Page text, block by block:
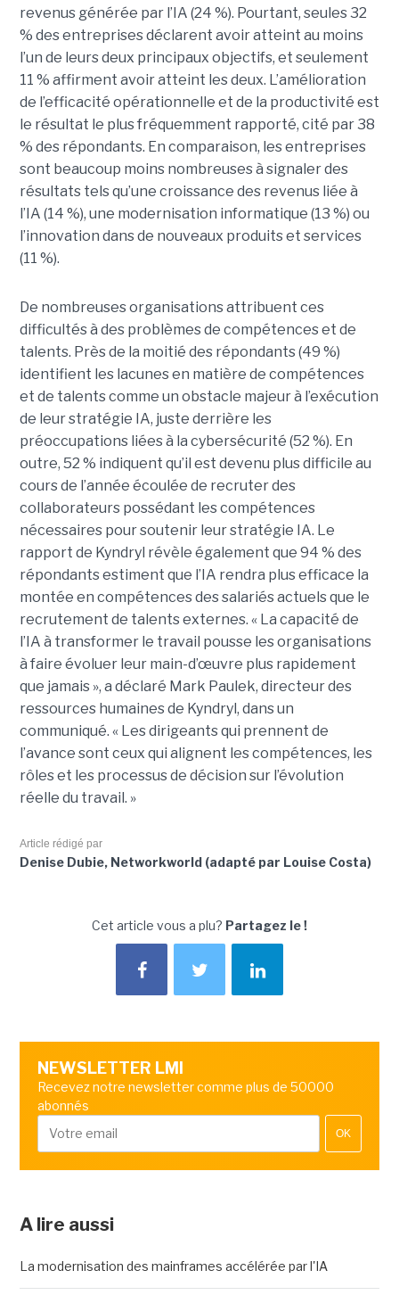
revenus générée par l’IA (24 %). Pourtant, seules 32
% des entreprises déclarent avoir atteint au moins
l’un de leurs deux principaux objectifs, et seulement
11 % affirment avoir atteint les deux. L’amélioration
de l’efficacité opérationnelle et de la productivité est
le résultat le plus fréquemment rapporté, cité par 38
% des répondants. En comparaison, les entreprises
sont beaucoup moins nombreuses à signaler des
résultats tels qu’une croissance des revenus liée à
l’IA (14 %), une modernisation informatique (13 %) ou
l’innovation dans de nouveaux produits et services
(11 %).
De nombreuses organisations attribuent ces
difficultés à des problèmes de compétences et de
talents. Près de la moitié des répondants (49 %)
identifient les lacunes en matière de compétences
et de talents comme un obstacle majeur à l’exécution
de leur stratégie IA, juste derrière les
préoccupations liées à la cybersécurité (52 %). En
outre, 52 % indiquent qu’il est devenu plus difficile au
cours de l’année écoulée de recruter des
collaborateurs possédant les compétences
nécessaires pour soutenir leur stratégie IA. Le
rapport de Kyndryl révèle également que 94 % des
répondants estiment que l’IA rendra plus efficace la
montée en compétences des salariés actuels que le
recrutement de talents externes. « La capacité de
l’IA à transformer le travail pousse les organisations
à faire évoluer leur main-d’œuvre plus rapidement
que jamais », a déclaré Mark Paulek, directeur des
ressources humaines de Kyndryl, dans un
communiqué. « Les dirigeants qui prennent de
l’avance sont ceux qui alignent les compétences, les
rôles et les processus de décision sur l’évolution
réelle du travail. »
Article rédigé par
Denise Dubie, Networkworld (adapté par Louise Costa)
Cet article vous a plu? Partagez le !
NEWSLETTER LMI
Recevez notre newsletter comme plus de 50000
abonnés
OK
A lire aussi
La modernisation des mainframes accélérée par l'IA